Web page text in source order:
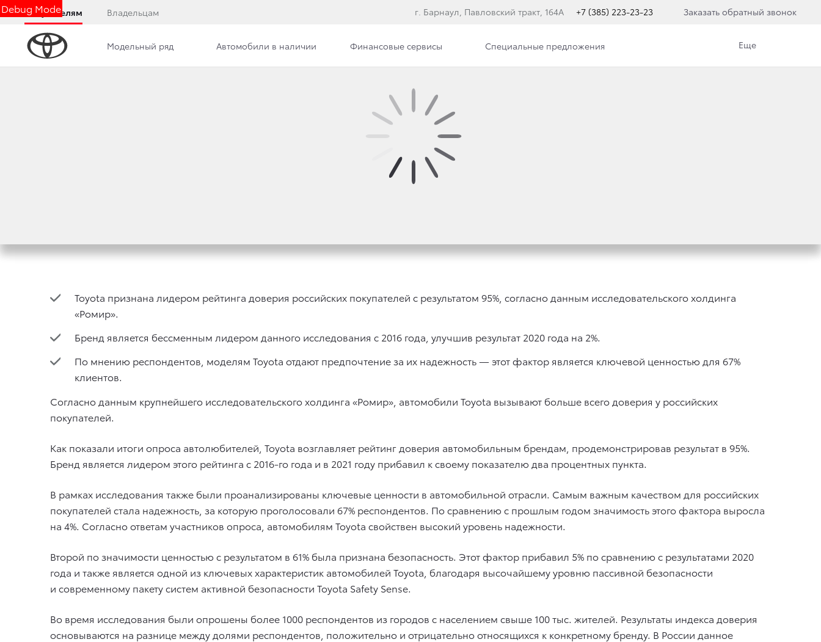
Debug Mode
Покупателям Владельцам г. Барнаул, Павловский тракт, 164А +7 (385) 223-23-23 Заказать обратный звонок
Модельный ряд Автомобили в наличии Финансовые сервисы Специальные предложения Еще
TOYOTA СТАЛА ЛИДЕРОМ РЕЙТИНГА ДОВЕРИЯ СРЕДИ
РОССИЙСКИХ ПОКУПАТЕЛЕЙ
Toyota признана лидером рейтинга доверия российских покупателей с результатом 95%, согласно данным исследовательского холдинга
«Ромир».
Бренд является бессменным лидером данного исследования с 2016 года, улучшив результат 2020 года на 2%.
По мнению респондентов, моделям Toyota отдают предпочтение за их надежность — этот фактор является ключевой ценностью для 67%
клиентов.
Согласно данным крупнейшего исследовательского холдинга «Ромир», автомобили Toyota вызывают больше всего доверия у российских
покупателей.
Как показали итоги опроса автолюбителей, Toyota возглавляет рейтинг доверия автомобильным брендам, продемонстрировав результат в 95%.
Бренд является лидером этого рейтинга с 2016-го года и в 2021 году прибавил к своему показателю два процентных пункта.
В рамках исследования также были проанализированы ключевые ценности в автомобильной отрасли. Самым важным качеством для российских
покупателей стала надежность, за которую проголосовали 67% респондентов. По сравнению с прошлым годом значимость этого фактора выросла
на 4%. Согласно ответам участников опроса, автомобилям Toyota свойствен высокий уровень надежности.
Второй по значимости ценностью с результатом в 61% была признана безопасность. Этот фактор прибавил 5% по сравнению с результатами 2020
года и также является одной из ключевых характеристик автомобилей Toyota, благодаря высочайшему уровню пассивной безопасности
и современному пакету систем активной безопасности Toyota Safety Sense.
Во время исследования были опрошены более 1000 респондентов из городов с населением свыше 100 тыс. жителей. Результаты индекса доверия
основываются на разнице между долями респондентов, положительно и отрицательно относящихся к конкретному бренду. В России данное